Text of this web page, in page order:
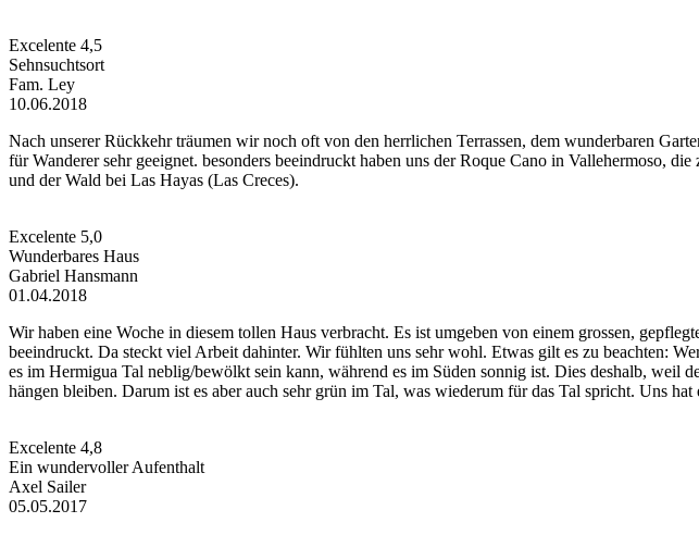
Excelente 4,5
Sehnsuchtsort
Fam. Ley
10.06.2018
Nach unserer Rückkehr träumen wir noch oft von den herrlichen Terrassen, dem wunderbaren
für Wanderer sehr geeignet. besonders beeindruckt haben uns der Roque Cano in Vallehermoso,
und der Wald bei Las Hayas (Las Creces).
Excelente 5,0
Wunderbares Haus
Gabriel Hansmann
01.04.2018
Wir haben eine Woche in diesem tollen Haus verbracht. Es ist umgeben von einem grossen,
beeindruckt. Da steckt viel Arbeit dahinter. Wir fühlten uns sehr wohl. Etwas gilt es zu beachten:
es im Hermigua Tal neblig/bewölkt sein kann, während es im Süden sonnig ist. Dies deshalb, weil
hängen bleiben. Darum ist es aber auch sehr grün im Tal, was wiederum für das Tal spricht. Uns
Excelente 4,8
Ein wundervoller Aufenthalt
Axel Sailer
05.05.2017